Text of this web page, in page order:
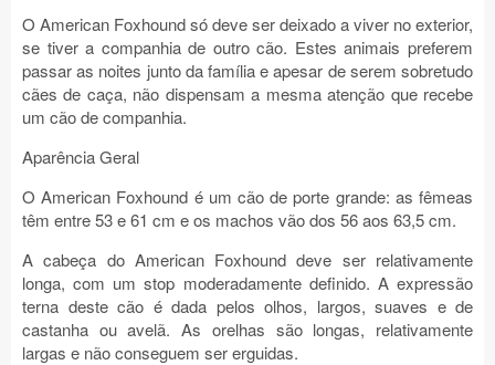
O American Foxhound só deve ser deixado a viver no exterior,
se tiver a companhia de outro cão. Estes animais preferem
passar as noites junto da família e apesar de serem sobretudo
cães de caça, não dispensam a mesma atenção que recebe
um cão de companhia.
Aparência Geral
O American Foxhound é um cão de porte grande: as fêmeas
têm entre 53 e 61 cm e os machos vão dos 56 aos 63,5 cm.
A cabeça do American Foxhound deve ser relativamente
longa, com um stop moderadamente definido. A expressão
terna deste cão é dada pelos olhos, largos, suaves e de
castanha ou avelã. As orelhas são longas, relativamente
largas e não conseguem ser erguidas.